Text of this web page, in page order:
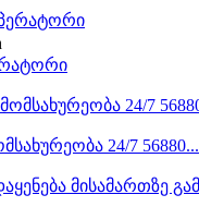
24/7 56880...